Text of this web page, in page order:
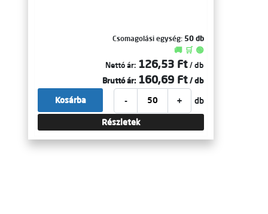
Csomagolási egység: 50 db
🚚 🛒 🟢
Nettó ár: 126,53 Ft / db
Bruttó ár: 160,69 Ft / db
- + db
Kosárba
Részletek